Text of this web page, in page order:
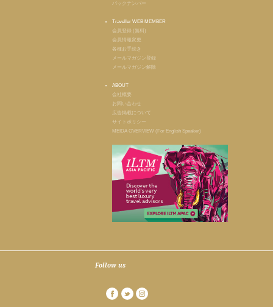
バックナンバー
Traveller WEB MEMBER
会員登録 (無料)
会員情報変更
各種お手続き
メールマガジン登録
メールマガジン解除
ABOUT
会社概要
お問い合わせ
広告掲載について
サイトポリシー
MEIDA OVERVIEW (For English Speaker)
Follow us